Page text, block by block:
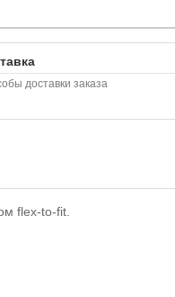
доставки заказа
flex-to-fit.